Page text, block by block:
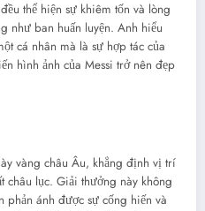
thể hiện sự khiêm tốn và lòng
như ban huấn luyện. Anh hiểu
cá nhân mà là sự hợp tác của
hình ảnh của Messi trở nên đẹp
vàng châu Âu, khẳng định vị trí
châu lục. Giải thưởng này không
phản ánh được sự cống hiến và